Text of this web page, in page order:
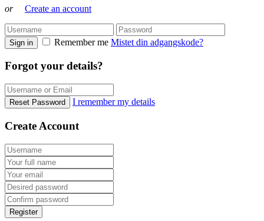
or Create an account
Sign in Remember me Mistet din adgangskode?
Forgot your details?
Reset Password I remember my details
Create Account
Register